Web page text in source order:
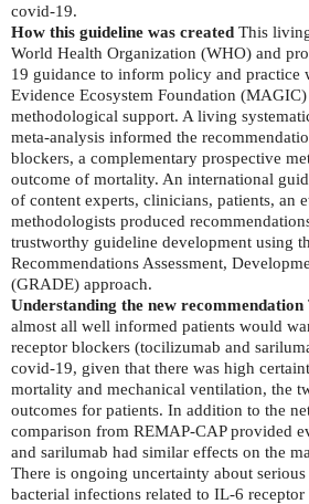
covid-19.
How this guideline was created This
World Health Organization (WHO) and
19 guidance to inform policy and practice
Evidence Ecosystem Foundation
methodological support. A living
meta-analysis informed the
blockers, a complementary prospective
outcome of mortality. An international
of content experts, clinicians, patients, an
methodologists produced
trustworthy guideline development using
Recommendations Assessment,
(GRADE) approach.
Understanding the new recommendation
almost all well informed patients would
receptor blockers (tocilizumab and
covid-19, given that there was high
mortality and mechanical ventilation, the
outcomes for patients. In addition to the
comparison from REMAP-CAP provided
and sarilumab had similar effects on the
There is ongoing uncertainty about serious
bacterial infections related to IL-6 receptor